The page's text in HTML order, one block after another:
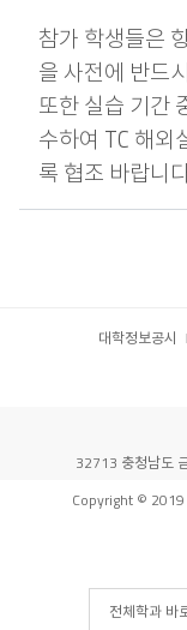
참가 학생들은
을 사전에 반드
또한 실습 기간
수하여 TC 해외
록 협조 바랍니
대학정보공시
전체학과 바
32713 충청남도
Copyright © 2019